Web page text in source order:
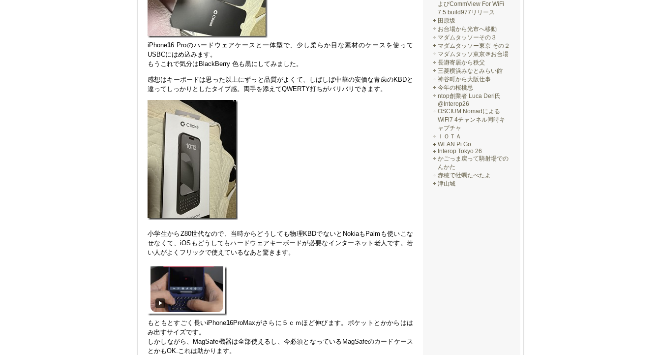
iPhone16 Proのハードウェアケースと一体型で、少し柔らか目な素材のケースを使って
USBCにはめ込みます。
もうこれで気分はBlackBerry 色も黒にしてみました。
感想はキーボードは思った以上にずっと品質がよくて、しばしば中華の安価な青歯のKBDと
違ってしっかりとしたタイプ感。両手を添えてQWERTY打ちがバリバリできます。
小学生からZ80世代なので、当時からどうしても物理KBDでないとNokiaもPalmも使いこな
せなくて、iOSもどうしてもハードウェアキーボードが必要なインターネット老人です。若
い人がよくフリックで使えているなあと驚きます。
もともとすごく長いiPhone16ProMaxがさらに５ｃｍほど伸びます。ポケットとかからはは
み出すサイズです。
しかしながら、MagSafe機器は全部使えるし、今必須となっているMagSafeのカードケース
とかもOK.これは助かります。
よびCommView For WiFi
7.5 build977リリース
田原坂
お台場から光市へ移動
マダムタッソーその３
マダムタッソー東京 その２
マダムタッソ東京＠お台場
長瀞寄居から秩父
三菱横浜みなとみらい館
神谷町から大阪仕事
今年の桜桃忌
ntop創業者 Luca Deri氏
@Interop26
OSCIUM Nomadによる
WiFi7 4チャンネル同時キ
ャプチャ
ＩＯＴＡ
WLAN Pi Go
Interop Tokyo 26
かごっま戻って騎射場での
んかた
赤穂で牡蠣たべたよ
津山城